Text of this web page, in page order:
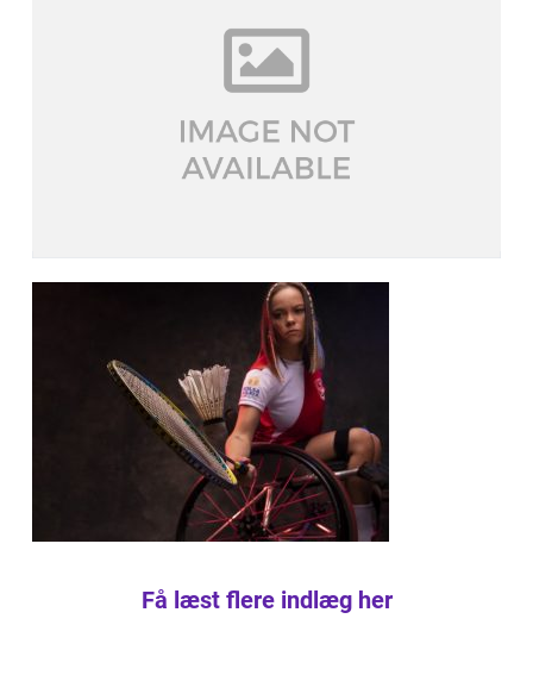
Få læst flere indlæg her